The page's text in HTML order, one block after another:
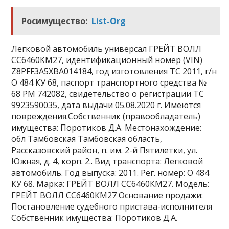
Росимущество: List-Org
Легковой автомобиль универсал ГРЕЙТ ВОЛЛ
СС6460КМ27, идентификационный номер (VIN)
Z8PFFЗА5ХВА014184, год изготовления ТС 2011, г/н
О 484 КУ 68, паспорт транспортного средства №
68 РМ 742082, свидетельство о регистрации ТС
9923590035, дата выдачи 05.08.2020 г. Имеются
повреждения.Собственник (правообладатель)
имущества: Поротиков Д.А. Местонахождение:
обл Тамбовская Тамбовская область,
Рассказовский район, п. им. 2-й Пятилетки, ул.
Южная, д. 4, корп. 2.. Вид транспорта: Легковой
автомобиль. Год выпуска: 2011. Рег. номер: О 484
КУ 68. Марка: ГРЕЙТ ВОЛЛ СС6460КМ27. Модель:
ГРЕЙТ ВОЛЛ СС6460КМ27 Основание продажи:
Постановление судебного пристава-исполнителя
Собственник имущества: Поротиков Д.А.